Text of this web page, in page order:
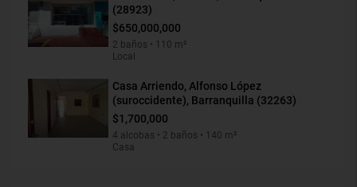
(28923)
$650,000,000
2 baños • 110 m²
Local
Casa Arriendo, Alfonso López
(suroccidente), Barranquilla (32263)
$1,700,000
4 alcobas • 2 baños • 140 m²
Casa